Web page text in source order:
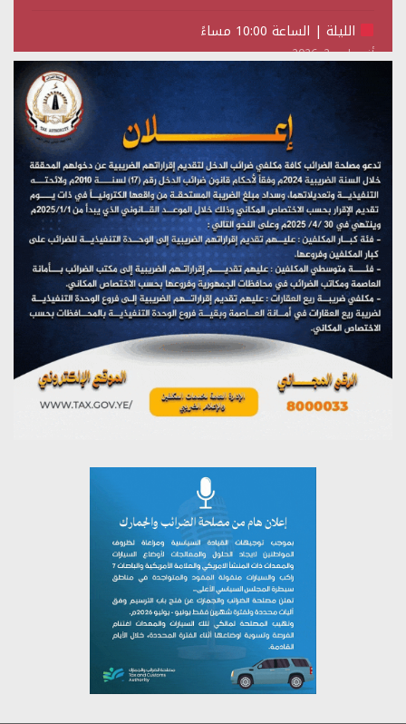
الليلة | الساعة 10:00 مساءً
أغسطس 2, 2026
تستمعون لبرنامج (حدث في مثل هذا اليوم)
(نحن لا نهزم) بث مباشر
يوليو 28, 2026
تستمعون لبرنامج (هندسة الوهم)
يوليو 28, 2026
مؤتمر صحفي لمركز عين الإنسانية حول جرائم تحالف العدوان
على اليمن
يوليو 27, 2026